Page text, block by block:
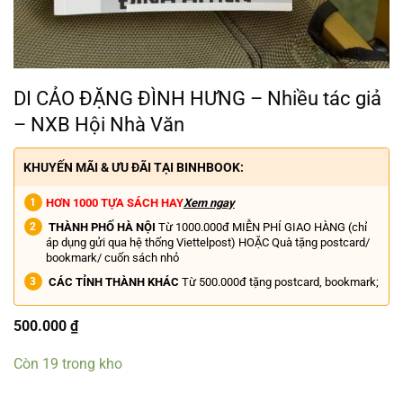
DI CẢO ĐẶNG ĐÌNH HƯNG – Nhiều tác giả
– NXB Hội Nhà Văn
KHUYẾN MÃI & ƯU ĐÃI TẠI BINHBOOK:
HƠN 1000 TỰA SÁCH HAYXem ngay
THÀNH PHỐ HÀ NỘI Từ 1000.000đ MIỄN PHÍ GIAO HÀNG (chỉ
áp dụng gửi qua hệ thống Viettelpost) HOẶC Quà tặng postcard/
bookmark/ cuốn sách nhỏ
CÁC TỈNH THÀNH KHÁC Từ 500.000đ tặng postcard, bookmark;
500.000 ₫
Còn 19 trong kho